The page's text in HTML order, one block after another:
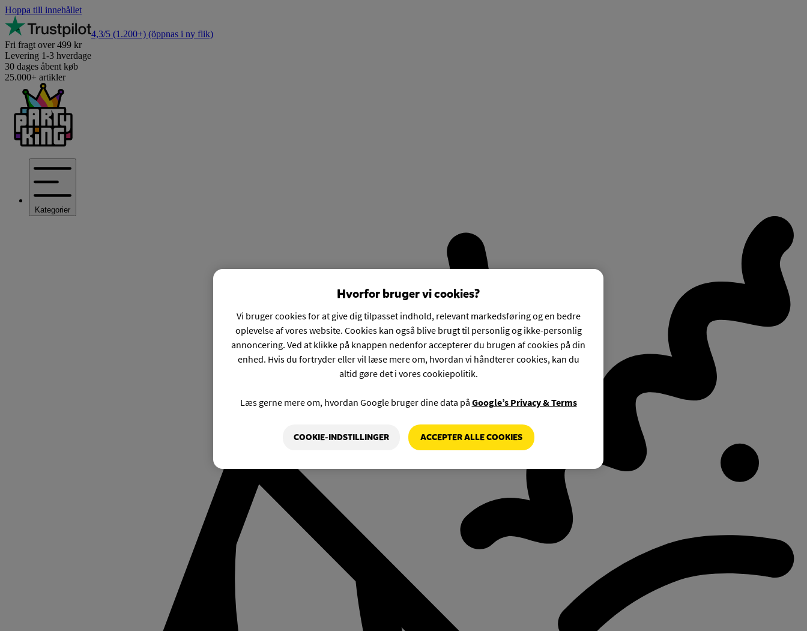
Hoppa till innehållet
4,3/5 (1.200+) (öppnas i ny flik)
Fri fragt over 499 kr
Levering 1-3 hverdage
30 dages åbent køb
25.000+ artikler
Kategorier
Hvorfor bruger vi cookies?
Vi bruger cookies for at give dig tilpasset indhold, relevant markedsføring og en bedre
oplevelse af vores website. Cookies kan også blive brugt til personlig og ikke-personlig
annoncering. Ved at klikke på knappen nedenfor accepterer du brugen af cookies på din
enhed. Hvis du fortryder eller vil læse mere om, hvordan vi håndterer cookies, kan du
altid gøre det i vores cookiepolitik.
Læs gerne mere om, hvordan Google bruger dine data på Google’s Privacy & Terms
COOKIE-INDSTILLINGER ACCEPTER ALLE COOKIES